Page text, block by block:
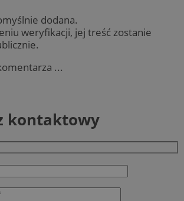
dodana.
weryfikacji, jej treść zostanie
...
kontaktowy